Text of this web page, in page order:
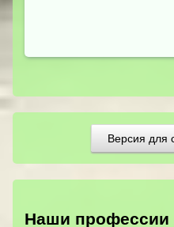
Версия для
Наши профессии